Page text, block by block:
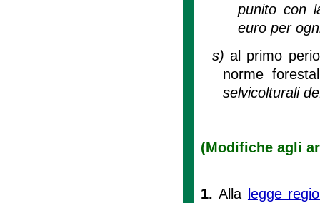
punito con
euro per
s) al primo
norme
selvicolturali
(Modifiche agli
1.Alla legge